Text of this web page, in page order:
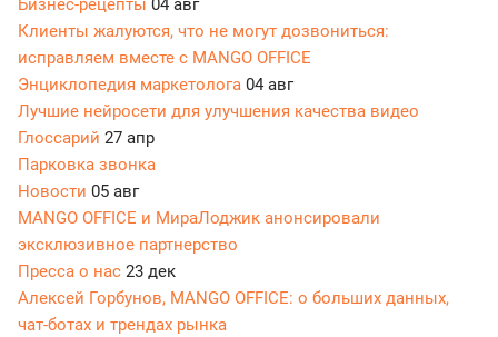
Бизнес-рецепты 04 авг
Клиенты жалуются, что не могут дозвониться:
исправляем вместе с MANGO OFFICE
Энциклопедия маркетолога 04 авг
Лучшие нейросети для улучшения качества видео
Глоссарий 27 апр
Парковка звонка
Новости 05 авг
MANGO OFFICE и МираЛоджик анонсировали
эксклюзивное партнерство
Пресса о нас 23 дек
Алексей Горбунов, MANGO OFFICE: о больших данных,
чат-ботах и трендах рынка